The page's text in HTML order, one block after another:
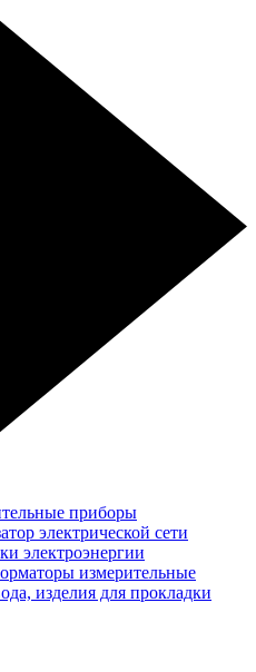
приборы
электрической сети
электроэнергии
измерительные
изделия для прокладки